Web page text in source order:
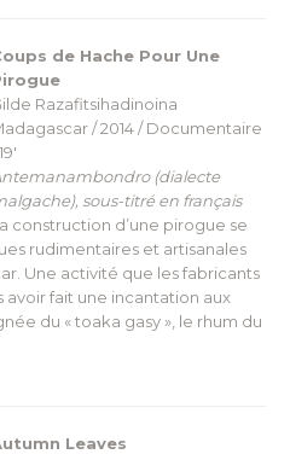
de Hache Pour Une
Razafitsihadinoina
/ 2014 / Documentaire
(dialecte
sous-titré en français
construction d’une pirogue se
rudimentaires et artisanales
Une activité que les fabricants
fait une incantation aux
du « toaka gasy », le rhum du
Leaves